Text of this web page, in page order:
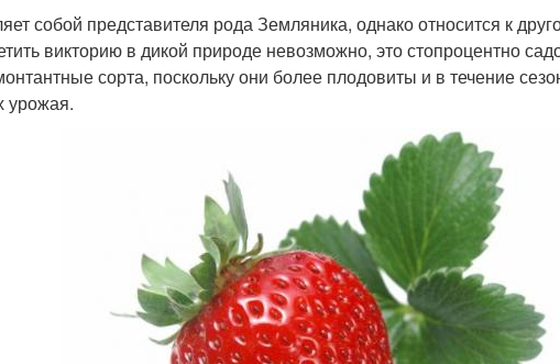
собой представителя рода Земляника, однако относится к
викторию в дикой природе невозможно, это стопроцентно
сорта, поскольку они более плодовиты и в течение
урожая.